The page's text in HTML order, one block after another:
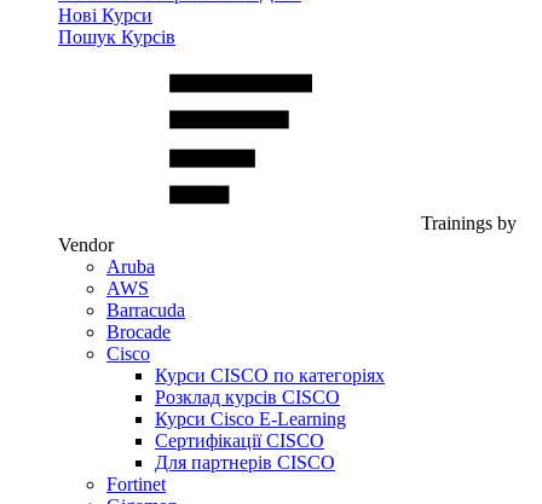
Нові Курси
Пошук Курсів
Trainings by
Vendor
Aruba
AWS
Barracuda
Brocade
Cisco
Курси CISCO по категоріях
Розклад курсів CISCO
Курси Cisco E-Learning
Сертифікації CISCO
Для партнерів CISCO
Fortinet